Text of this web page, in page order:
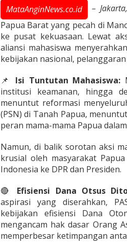
a
n
D
i
e
r
h
k
a
n
,
P
S
I
I
o
n
e
s
i
MataAnginNews.co.id –
Papua Barat yang pecah di
ke pusat kekuasaan. Lewat
aliansi mahasiswa
kebijakan nasional,
📌 Isi Tuntutan Mahasiswa:
institusi keamanan, hingga
menuntut reformasi
(PSN) di Tanah Papua,
peran mama-mama Papua
Namun, di balik sorotan aksi
krusial oleh masyarakat
Indonesia ke DPR dan Presiden.
🔴 Efisiensi Dana Otsus
aspirasi yang diserahkan,
kebijakan efisiensi Dana
mengancam hak dasar Orang
memperbesar ketimpangan